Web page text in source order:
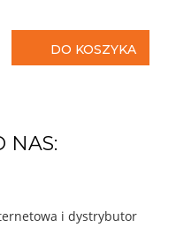
DO KOSZYKA
NAS:
i dystrybutor